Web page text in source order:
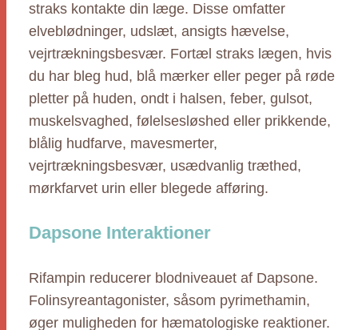
straks kontakte din læge. Disse omfatter
elveblødninger, udslæt, ansigts hævelse,
vejrtrækningsbesvær. Fortæl straks lægen, hvis
du har bleg hud, blå mærker eller peger på røde
pletter på huden, ondt i halsen, feber, gulsot,
muskelsvaghed, følelsesløshed eller prikkende,
blålig hudfarve, mavesmerter,
vejrtrækningsbesvær, usædvanlig træthed,
mørkfarvet urin eller blegede afføring.
Dapsone Interaktioner
Rifampin reducerer blodniveauet af Dapsone.
Folinsyreantagonister, såsom pyrimethamin,
øger muligheden for hæmatologiske reaktioner.